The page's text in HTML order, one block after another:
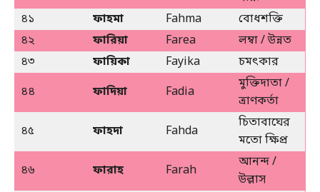
৪১
ফাহমা Fahma
বোধশক্তি
৪২
ফারিয়া Farea
লম্বা / উন্নত
৪৩
ফায়িকা Fayika
চমৎকার
৪৪
ফাদিয়া Fadia
মুক্তিদাতা /
ত্রাণকর্তা
৪৫
ফাহদা Fahda
চিতাবাঘের
মতো ক্ষিপ্র
৪৬
ফারাহ Farah
আনন্দ /
উল্লাস